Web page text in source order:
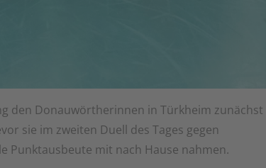
den Donauwörtherinnen in Türkheim zunächst
sie im zweiten Duell des Tages gegen
Punktausbeute mit nach Hause nahmen.